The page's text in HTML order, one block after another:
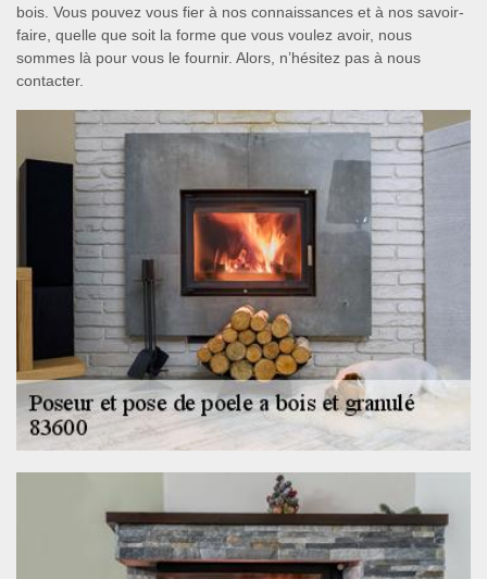
bois. Vous pouvez vous fier à nos connaissances et à nos savoir-
faire, quelle que soit la forme que vous voulez avoir, nous
sommes là pour vous le fournir. Alors, n’hésitez pas à nous
contacter.